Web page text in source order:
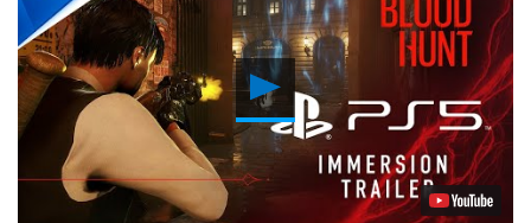
Reproduzir
Vídeo